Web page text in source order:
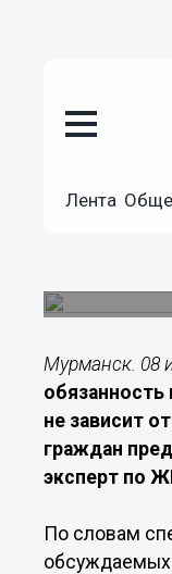
Лента
Мурманск. 08
обязанность
не зависит
граждан
эксперт по
По словам